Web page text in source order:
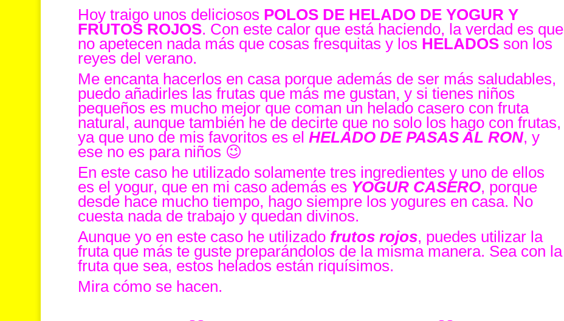
Hoy traigo unos deliciosos POLOS DE HELADO DE YOGUR Y
FRUTOS ROJOS. Con este calor que está haciendo, la verdad es que
no apetecen nada más que cosas fresquitas y los HELADOSson los
reyes del verano.
Me encanta hacerlos en casa porque además de ser más saludables,
puedo añadirles las frutas que más me gustan, y si tienes niños
pequeños es mucho mejor que coman un helado casero con fruta
natural, aunque también he de decirte que no solo los hago con frutas,
ya que uno de mis favoritos es el HELADO DE PASAS AL RON, y
ese no es para niños 😉
En este caso he utilizado solamente tres ingredientes y uno de ellos
es el yogur, que en mi caso además es YOGUR CASERO, porque
desde hace mucho tiempo, hago siempre los yogures en casa. No
cuesta nada de trabajo y quedan divinos.
Aunque yo en este caso he utilizado frutos rojos, puedes utilizar la
fruta que más te guste preparándolos de la misma manera. Sea con la
fruta que sea, estos helados están riquísimos.
Mira cómo se hacen.